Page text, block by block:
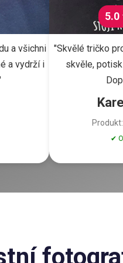
a všichni
a vydrží i
"Skvělé tričko
skvěle,
✔